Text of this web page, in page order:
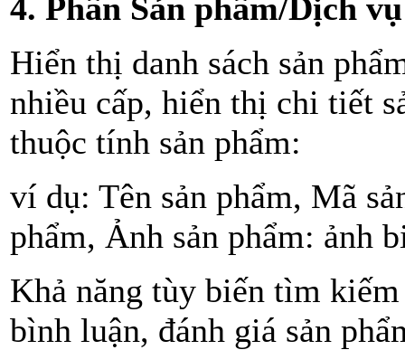
4. Phần Sản phẩm/Dịch vụ
Hiển thị danh sách sản
nhiều cấp, hiển thị chi tiết
thuộc tính sản phẩm:
ví dụ: Tên sản phẩm, Mã
phẩm, Ảnh sản phẩm: ảnh
Khả năng tùy biến tìm
bình luận, đánh giá sản